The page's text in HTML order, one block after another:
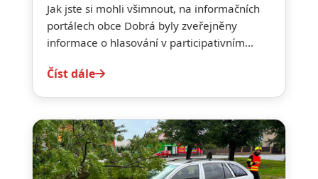
Jak jste si mohli všimnout, na informačních
portálech obce Dobrá byly zveřejněny
informace o hlasování v participativním...
Číst dále